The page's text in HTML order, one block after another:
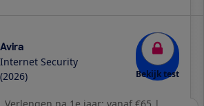
Avira
Internet Security
(2026)
Bekijk test